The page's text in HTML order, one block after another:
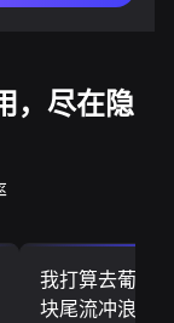
，尽在隐
我打算去葡萄
块尾流冲浪板